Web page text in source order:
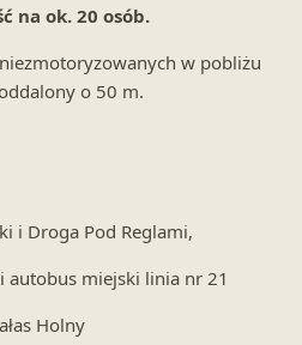
na ok. 20 osób.
w pobliżu
o 50 m.
i Droga Pod Reglami,
autobus miejski linia nr 21
Holny